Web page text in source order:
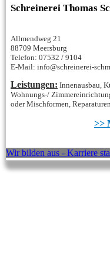
Schreinerei Thomas
Allmendweg 21
88709 Meersburg
Telefon: 07532 / 9104
E-Mail: info@schreinerei-
Leistungen: Innenausbau,
Wohnungs-/
oder Mischformen,
>>
Wir bilden aus - Karriere